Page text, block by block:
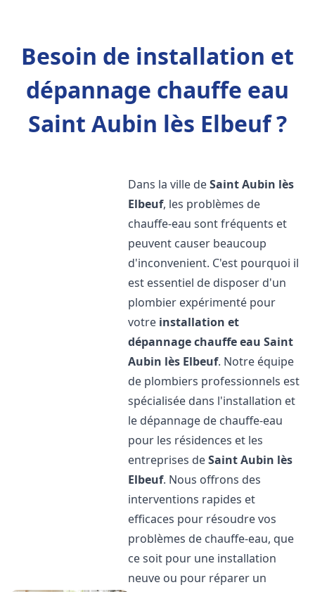
Besoin de installation et
dépannage chauffe eau
Saint Aubin lès Elbeuf ?
Dans la ville deSaint Aubin lès
Elbeuf, les problèmes de
chauffe-eau sont fréquents et
peuvent causer beaucoup
d'inconvenient. C'est pourquoi il
est essentiel de disposer d'un
plombier expérimenté pour
votre installation et
dépannage chauffe eau Saint
Aubin lès Elbeuf. Notre équipe
de plombiers professionnels est
spécialisée dans l'installation et
le dépannage de chauffe-eau
pour les résidences et les
entreprises deSaint Aubin lès
Elbeuf. Nous offrons des
interventions rapides et
efficaces pour résoudre vos
problèmes de chauffe-eau, que
ce soit pour une installation
neuve ou pour réparer un